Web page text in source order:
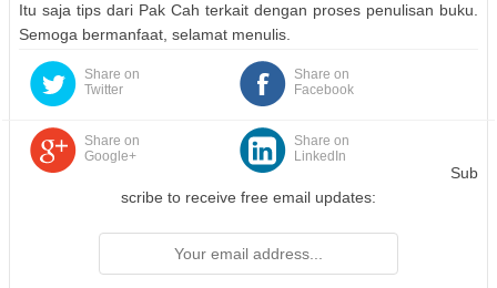
Itu saja tips dari Pak Cah terkait dengan proses penulisan buku.
Semoga bermanfaat, selamat menulis.
Share on
Facebook
Share on
Twitter
Share on
Google+
Share on
LinkedIn
Sub
scribe to receive free email updates: